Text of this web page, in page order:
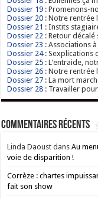
Dossier 19 : Promenons-
Dossier 20 : Notre rentrée
Dossier 21 : Instits
Dossier 22 : Retour
Dossier 23 : Associations
Dossier 24: Sexplications
Dossier 25 : L'entraide,
Dossier 26 : Notre rentrée
Dossier 27 : La mort
Dossier 28 : Travailler
Commentaires récents
Linda Daoust dansAu
voie de disparition !
Corrèze : chartes
fait son show